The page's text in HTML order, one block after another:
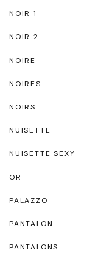
NOIR 1
NOIR 2
NOIRE
NOIRES
NOIRS
NUISETTE
NUISETTE SEXY
OR
PALAZZO
PANTALON
PANTALONS